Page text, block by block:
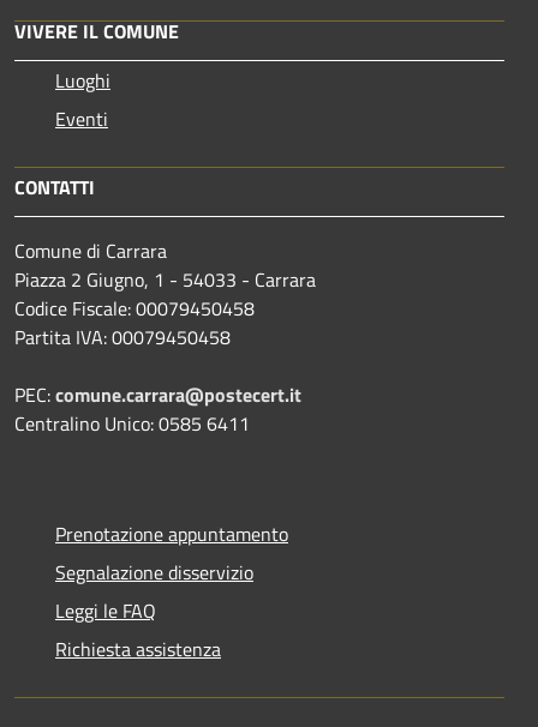
VIVERE IL COMUNE
Luoghi
Eventi
CONTATTI
Comune di Carrara
Piazza 2 Giugno, 1 - 54033 - Carrara
Codice Fiscale: 00079450458
Partita IVA: 00079450458
PEC:comune.carrara@postecert.it
Centralino Unico: 0585 6411
Prenotazione appuntamento
Segnalazione disservizio
Leggi le FAQ
Richiesta assistenza